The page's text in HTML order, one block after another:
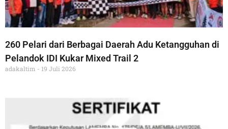
260 Pelari dari Berbagai Daerah Adu Ketangguhan di
Pelandok IDI Kukar Mixed Trail 2
adakaltim 19 Juli 2026